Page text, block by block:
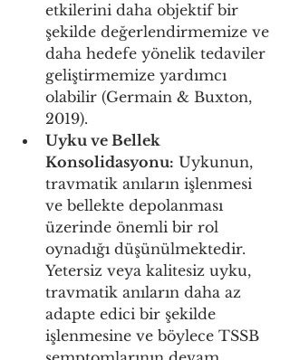
etkilerini daha objektif bir
şekilde değerlendirmemize ve
daha hedefe yönelik tedaviler
geliştirmemize yardımcı
olabilir (Germain & Buxton,
2019).
Uyku ve Bellek
Konsolidasyonu: Uykunun,
travmatik anıların işlenmesi
ve bellekte depolanması
üzerinde önemli bir rol
oynadığı düşünülmektedir.
Yetersiz veya kalitesiz uyku,
travmatik anıların daha az
adapte edici bir şekilde
işlenmesine ve böylece TSSB